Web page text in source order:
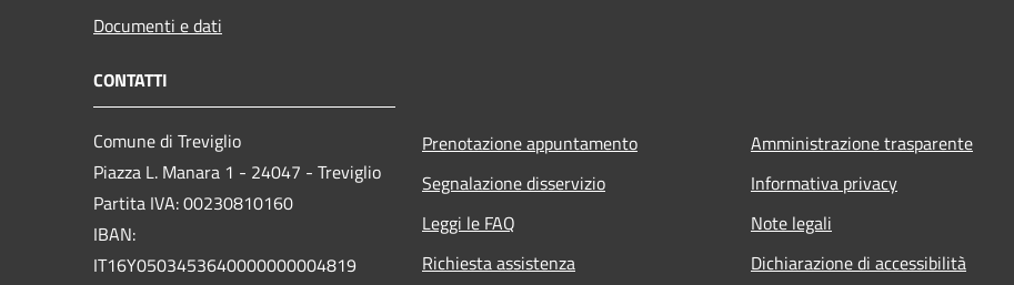
Documenti e dati
CONTATTI
Comune di Treviglio
Piazza L. Manara 1 - 24047 - Treviglio
Partita IVA: 00230810160
IBAN:
IT16Y0503453640000000004819
Prenotazione appuntamento
Segnalazione disservizio
Leggi le FAQ
Richiesta assistenza
Amministrazione trasparente
Informativa privacy
Note legali
Dichiarazione di accessibilità